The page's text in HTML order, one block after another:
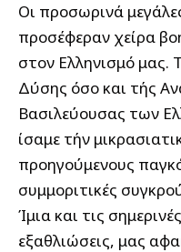
Οι προσωρινά
προσέφεραν χείρα
στον Ελληνισμό μας.
Δύσης όσο και τής
Βασιλεύουσας των
ίσαμε τήν
προηγούμενους
συμμοριτικές
Ίμια και τις
εξαθλιώσεις, μας